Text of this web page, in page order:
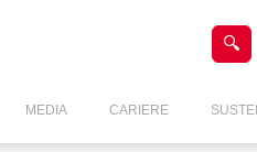
MEDIA CARIERE